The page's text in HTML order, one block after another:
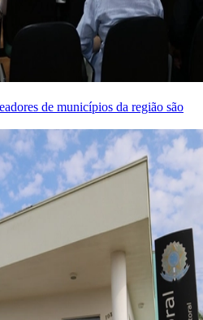
de municípios da região são